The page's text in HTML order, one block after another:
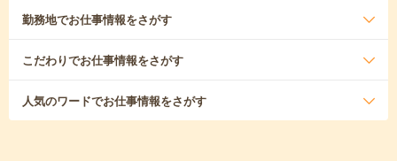
勤務地でお仕事情報をさがす
こだわりでお仕事情報をさがす
人気のワードでお仕事情報をさがす